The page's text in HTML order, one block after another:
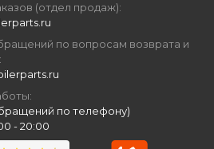
(отдел продаж):
по вопросам возврата и
по телефону)
- 20:00